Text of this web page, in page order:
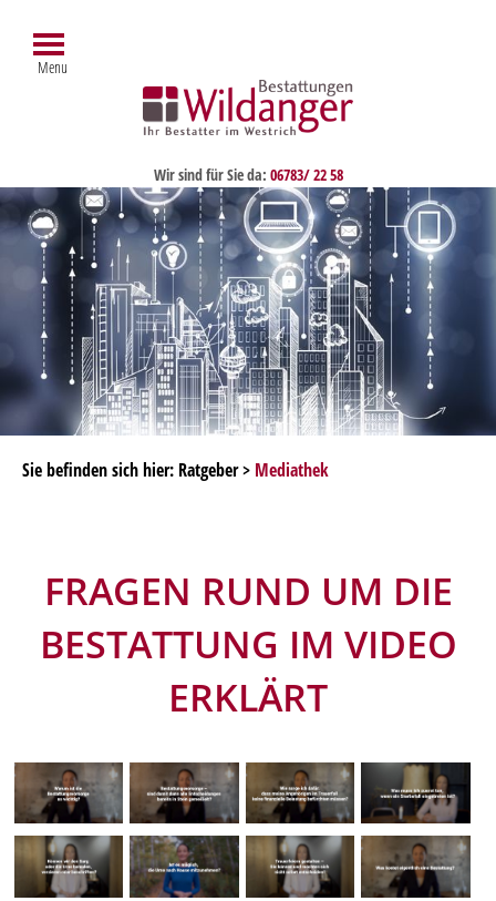
Menu
Wir sind für Sie da: 06783/ 22 58
Sie befinden sich hier: Ratgeber > Mediathek
FRAGEN RUND UM DIE
BESTATTUNG IM VIDEO
ERKLÄRT